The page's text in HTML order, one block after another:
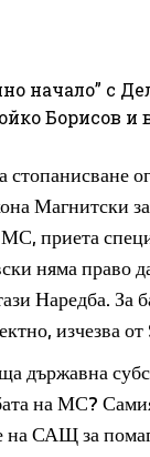
начало” с
Борисов и
стопанисване
Магнитски
приета
няма право
Наредба. За
изчезва
държавна
на МС?
на САЩ за